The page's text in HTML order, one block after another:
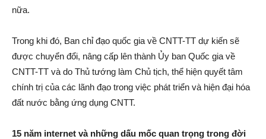
nữa.
Trong khi đó, Ban chỉ đạo quốc gia về CNTT-TT dự kiến sẽ
được chuyển đổi, nâng cấp lên thành Ủy ban Quốc gia về
CNTT-TT và do Thủ tướng làm Chủ tịch, thể hiện quyết tâm
chính trị của các lãnh đạo trong việc phát triển và hiện đại hóa
đất nước bằng ứng dụng CNTT.
15 năm internet và những dấu mốc quan trọng trong đời